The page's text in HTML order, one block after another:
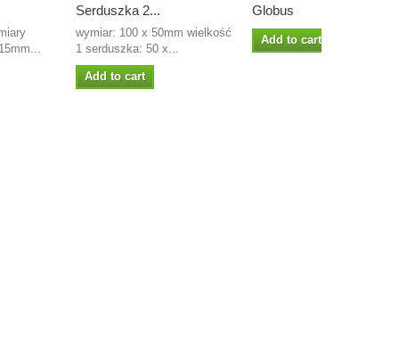
Serduszka 2...
wymiar: 100 x 50mm wielkość
1 serduszka: 50 x...
Add to cart
Globus
Add to cart